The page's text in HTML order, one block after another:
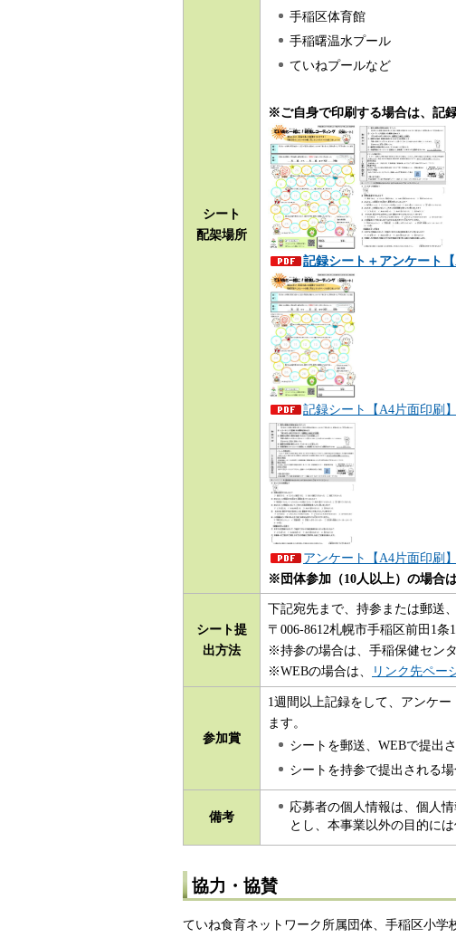
シート
配架場所
手稲区体育館
手稲曙温水プール
ていねプールなど
※ご自身で印刷する場合は、記
記録シート＋アンケート
記録シート【A4片面印刷】
アンケート【A4片面印刷】
※団体参加（10人以上）の場合
シート提
出方法
下記宛先まで、持参または郵送
〒006-8612札幌市手稲区前田1
※持参の場合は、手稲保健セン
※WEBの場合は、
リンク先ペー
参加賞
1週間以上記録をして、アンケ
ます。
シートを郵送、WEBで提出
シートを持参で提出される
備考
応募者の個人情報は、個人
とし、本事業以外の目的には
協力・協賛
ていね食育ネットワーク所属団体、手稲区小